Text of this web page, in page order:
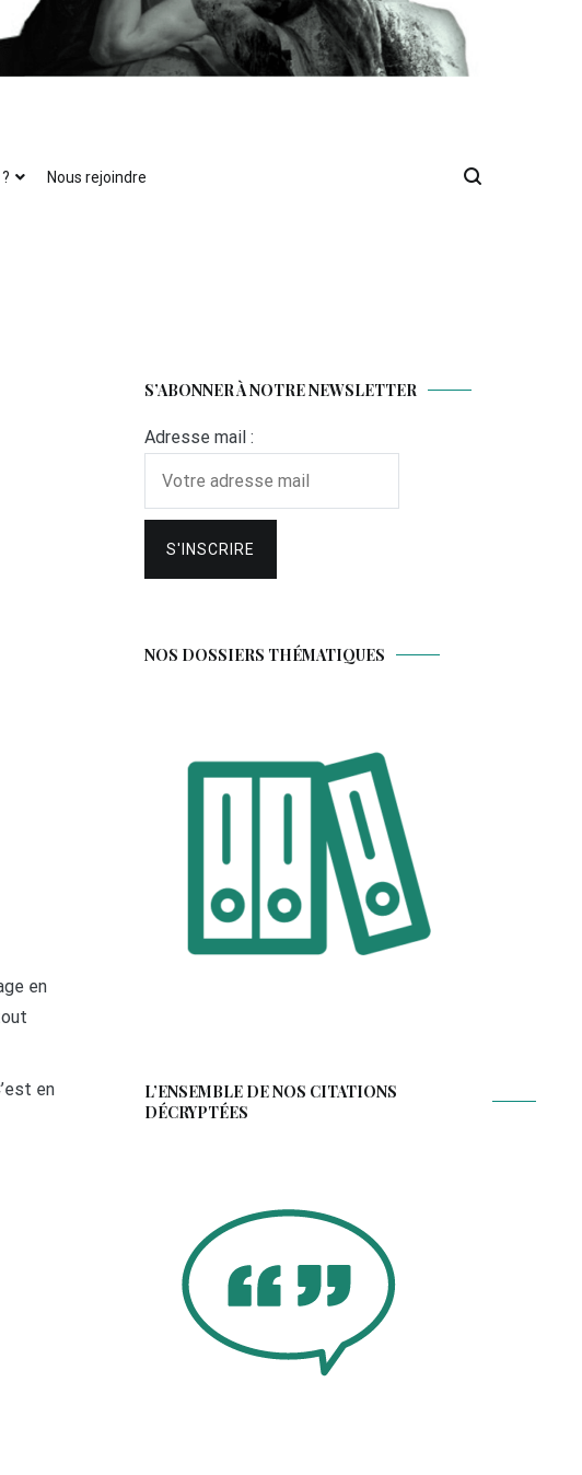
Nous rejoindre
en
en
S’ABONNER À NOTRE NEWSLETTER
Adresse mail :
NOS DOSSIERS THÉMATIQUES
L’ENSEMBLE DE NOS CITATIONS
DÉCRYPTÉES